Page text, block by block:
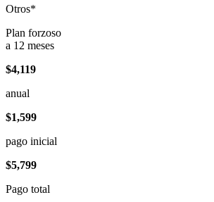
Otros*
Plan forzoso
a 12 meses
$4,119
anual
$1,599
pago inicial
$5,799
Pago total